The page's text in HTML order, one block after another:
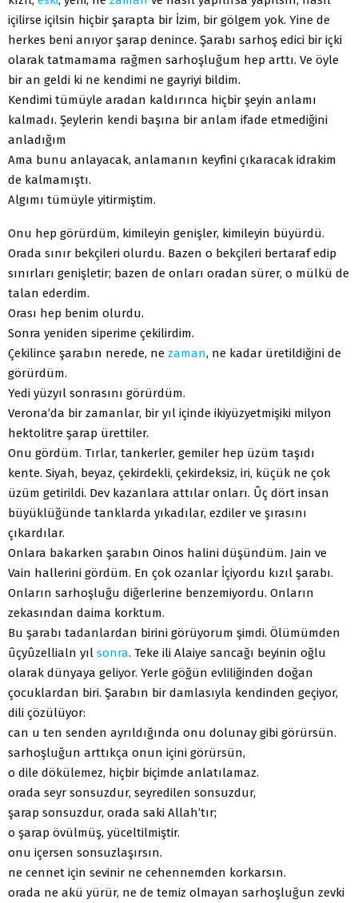
içilirse içilsin hiçbir şarapta bir İzim, bir gölgem yok. Yine de
herkes beni anıyor şarap denince. Şarabı sarhoş edici bir içki
olarak tatmamama rağmen sarhoşluğum hep arttı. Ve öyle
bir an geldi ki ne kendimi ne gayriyi bildim.
Kendimi tümüyle aradan kaldırınca hiçbir şeyin anlamı
kalmadı. Şeylerin kendi başına bir anlam ifade etmediğini
anladığım
Ama bunu anlayacak, anlamanın keyfini çıkaracak idrakim
de kalmamıştı.
Algımı tümüyle yitirmiştim.
Onu hep görürdüm, kimileyin genişler, kimileyin büyürdü.
Orada sınır bekçileri olurdu. Bazen o bekçileri bertaraf edip
sınırları genişletir; bazen de onları oradan sürer, o mülkü de
talan ederdim.
Orası hep benim olurdu.
Sonra yeniden siperime çekilirdim.
Çekilince şarabın nerede, ne zaman, ne kadar üretildiğini de
görürdüm.
Yedi yüzyıl sonrasını görürdüm.
Verona’da bir zamanlar, bir yıl içinde ikiyüzyetmişiki milyon
hektolitre şarap ürettiler.
Onu gördüm. Tırlar, tankerler, gemiler hep üzüm taşıdı
kente. Siyah, beyaz, çekirdekli, çekirdeksiz, iri, küçük ne çok
üzüm getirildi. Dev kazanlara attılar onları. Ûç dört insan
büyüklüğünde tanklarda yıkadılar, ezdiler ve şırasını
çıkardılar.
Onlara bakarken şarabın Oinos halini düşündüm. Jain ve
Vain hallerini gördüm. En çok ozanlar İçiyordu kızıl şarabı.
Onların sarhoşluğu diğerlerine benzemiyordu. Onların
zekasından daima korktum.
Bu şarabı tadanlardan birini görüyorum şimdi. Ölümümden
ûçyûzellialn yıl sonra. Teke ili Alaiye sancağı beyinin oğlu
olarak dünyaya geliyor. Yerle göğün evliliğinden doğan
çocuklardan biri. Şarabın bir damlasıyla kendinden geçiyor,
dili çözülüyor:
can u ten senden ayrıldığında onu dolunay gibi görürsün.
sarhoşluğun arttıkça onun içini görürsün,
o dile dökülemez, hiçbir biçimde anlatılamaz.
orada seyr sonsuzdur, seyredilen sonsuzdur,
şarap sonsuzdur, orada saki Allah’tır;
o şarap övülmüş, yüceltilmiştir.
onu içersen sonsuzlaşırsın.
ne cennet için sevinir ne cehennemden korkarsın.
orada ne akü yürür, ne de temiz olmayan sarhoşluğun zevki